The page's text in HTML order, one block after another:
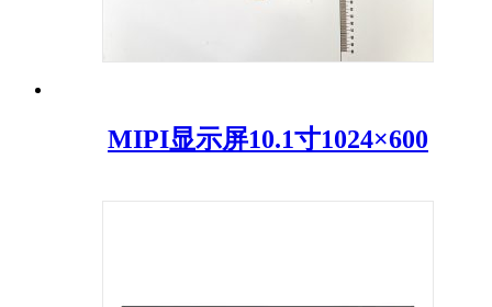
MIPI显示屏10.1寸1024×600